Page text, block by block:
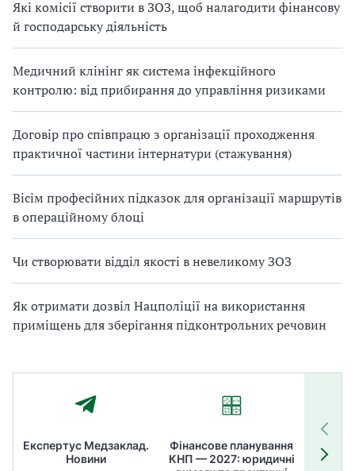
Які комісії створити в ЗОЗ, щоб налагодити фінансову
й господарську діяльність
Медичний клінінг як система інфекційного
контролю: від прибирання до управління ризиками
Договір про співпрацю з організації проходження
практичної частини інтернатури (стажування)
Вісім професійних підказок для організації маршрутів
в операційному блоці
Чи створювати відділ якості в невеликому ЗОЗ
Як отримати дозвіл Нацполіції на використання
приміщень для зберігання підконтрольних речовин
Експертус Медзаклад.
Новини
Фінансове планування
КНП — 2027: юридичні